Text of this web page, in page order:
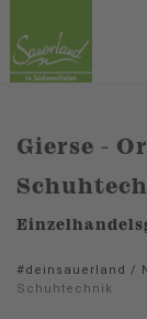
Gierse -
#deinsauerland /
Schuhtechnik